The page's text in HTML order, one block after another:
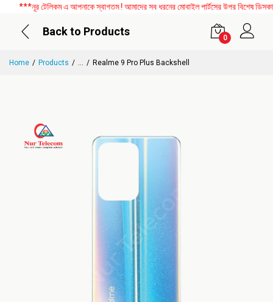
***নূর টেলিকম এ আপনাকে স্বাগতম ! আমাদের সব ধরনের মোবাইল পার্টসের উপর বিশেষ
Back to Products
0
Home Products ... Realme 9 Pro Plus Backshell